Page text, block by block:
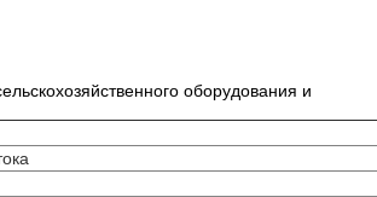
оборудования и